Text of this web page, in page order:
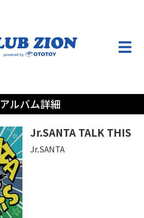
アルバム詳細
Jr.SANTA TALK THIS
Jr.SANTA